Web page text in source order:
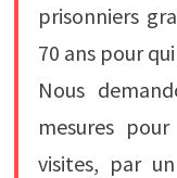
prisonniers
70 ans pour
Nous
mesures
visites, par